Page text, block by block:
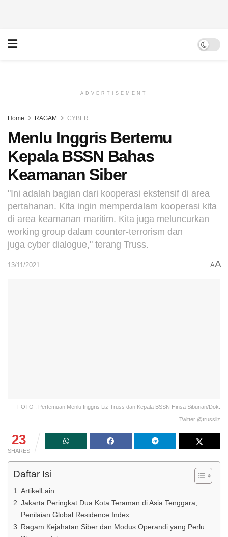
ADVERTISEMENT
Home RAGAM CYBER
Menlu Inggris Bertemu
Kepala BSSN Bahas
Keamanan Siber
"Ini adalah bagian dari kooperasi ekstensif di area
pertahanan. Kita ingin memperdalam kooperasi kita
di area keamanan maritim. Kita juga meluncurkan
working group dalam counter-terrorism dan
juga cyber dialogue," terang Truss.
13/11/2021 AA
FOTO : Pertemuan Menlu Inggris Liz Truss dan Kepala BSSN Hinsa Siburian/Dok:
Twitter @trussliz
23
SHARES
Daftar Isi
ArtikelLain
Jakarta Peringkat Dua Kota Teraman di Asia Tenggara,
Penilaian Global Residence Index
Ragam Kejahatan Siber dan Modus Operandi yang Perlu